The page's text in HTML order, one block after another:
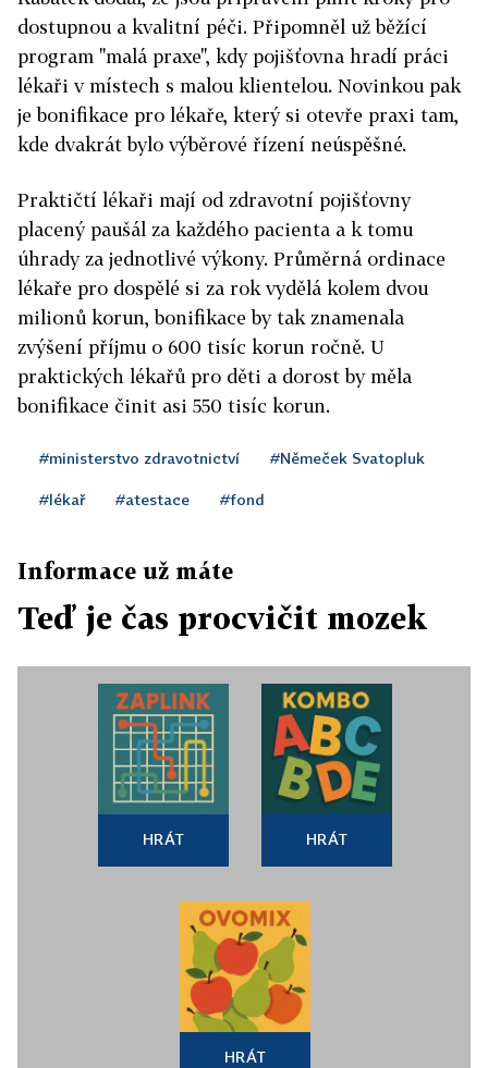
dostupnou a kvalitní péči. Připomněl už běžící
program "malá praxe", kdy pojišťovna hradí práci
lékaři v místech s malou klientelou. Novinkou pak
je bonifikace pro lékaře, který si otevře praxi tam,
kde dvakrát bylo výběrové řízení neúspěšné.
Praktičtí lékaři mají od zdravotní pojišťovny
placený paušál za každého pacienta a k tomu
úhrady za jednotlivé výkony. Průměrná ordinace
lékaře pro dospělé si za rok vydělá kolem dvou
milionů korun, bonifikace by tak znamenala
zvýšení příjmu o 600 tisíc korun ročně. U
praktických lékařů pro děti a dorost by měla
bonifikace činit asi 550 tisíc korun.
#ministerstvo zdravotnictví #Němeček Svatopluk
#lékař #atestace #fond
Informace už máte
Teď je čas procvičit mozek
HRÁT HRÁT
HRÁT